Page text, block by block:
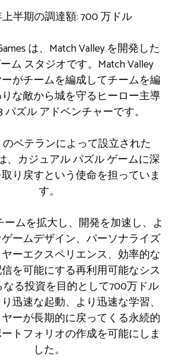
半期の調達額: 700 万ドル
は、Match Valley を開発した
ム スタジオです。Match Valley
がチームを編成してチームを編
な敵から城を守るヒーロー主導
パズル アドベンチャーです。
のベテランによって設立された
、カジュアル パズル ゲームに深
り戻すという使命を担っていま
す。
ムを拡大し、開発を加速し、よ
ームデザイン、パーソナライズ
ーエクスペリエンス、効率的な
を可能にする再利用可能なシス
る投資を目的として700万ドル
迅速な起動、より迅速な学習、
ーが長期的に戻ってくる永続的
トフォリオの作成を可能にしま
した。